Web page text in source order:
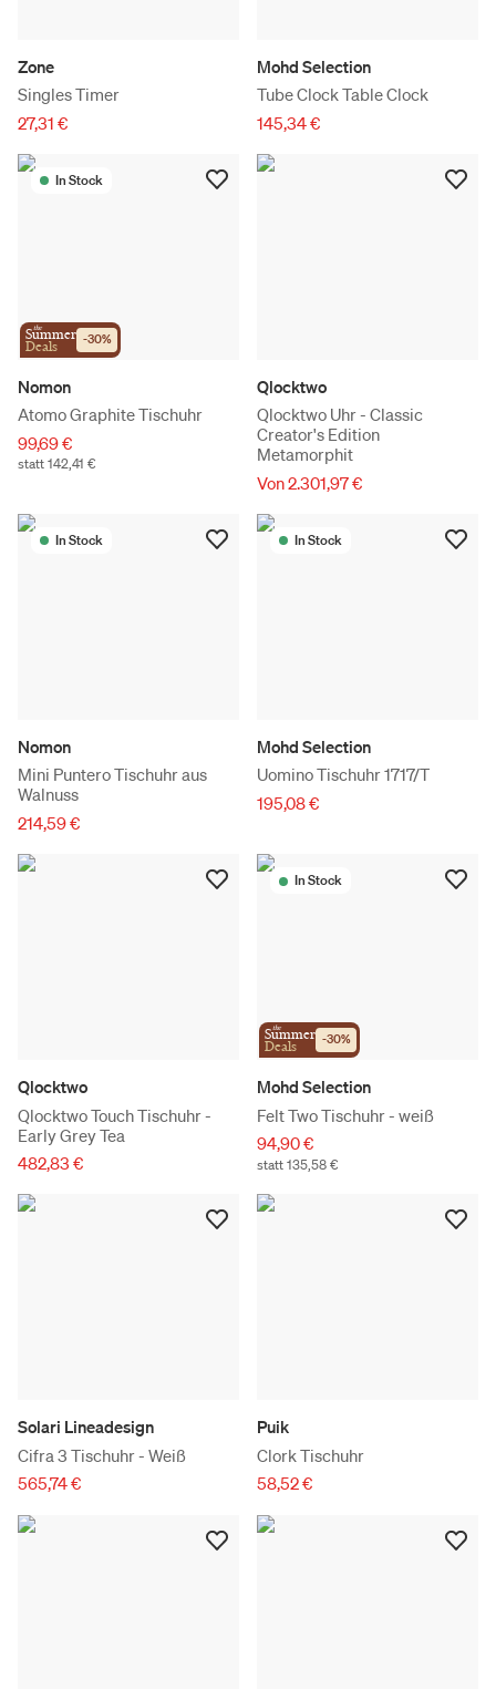
Zone
Singles Timer
27,31 €
Mohd Selection
Tube Clock Table Clock
145,34 €
In Stock
the
Summer
Deals -30%
Nomon
Atomo Graphite Tischuhr
99,69 €
statt 142,41 €
Qlocktwo
Qlocktwo Uhr - Classic
Creator's Edition
Metamorphit
Von 2.301,97 €
In Stock
Nomon
Mini Puntero Tischuhr aus
Walnuss
214,59 €
In Stock
Mohd Selection
Uomino Tischuhr 1717/T
195,08 €
Qlocktwo
Qlocktwo Touch Tischuhr -
Early Grey Tea
482,83 €
In Stock
the
Summer
Deals -30%
Mohd Selection
Felt Two Tischuhr - weiß
94,90 €
statt 135,58 €
Solari Lineadesign
Cifra 3 Tischuhr - Weiß
565,74 €
Puik
Clork Tischuhr
58,52 €